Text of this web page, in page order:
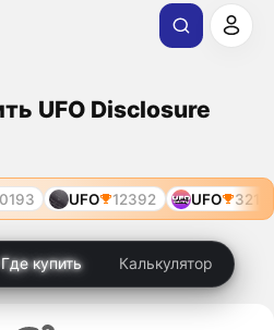
UFO Disclosure
UFO 12392 UFO 3216
Где купить Калькулятор